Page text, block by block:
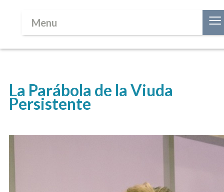
Menu ≡
La Parábola de la Viuda
Persistente